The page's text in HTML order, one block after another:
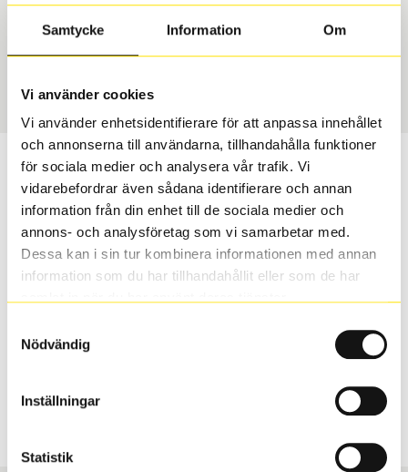
Samtycke Information Om
Vi använder cookies
Vi använder enhetsidentifierare för att anpassa innehållet
och annonserna till användarna, tillhandahålla funktioner
för sociala medier och analysera vår trafik. Vi
vidarebefordrar även sådana identifierare och annan
information från din enhet till de sociala medier och
annons- och analysföretag som vi samarbetar med.
Dessa kan i sin tur kombinera informationen med annan
information som du har tillhandahållit eller som de har
Nödvändig
Inställningar
Statistik
Däcktyp Däckstorlek
2090
Passar detta däck min bil?
Ange registreringsnummer för att se om det däck du
valt passar din bilmodell. Om du köper däck som skall
sättas på dina befintliga fälgar, se till att kolla en extra
gång så att däck och fälg har samma dimensioner.
Ibland kan fälgen ha bytts ut under årens lopp och
fabrik.
S Sök